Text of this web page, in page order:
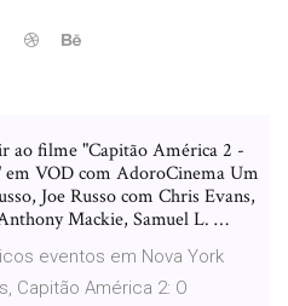
ao filme "Capitão América 2 -
VOD com AdoroCinema Um
Joe Russo com Chris Evans,
Mackie, Samuel L. …
eventos em Nova York
Capitão América 2: O